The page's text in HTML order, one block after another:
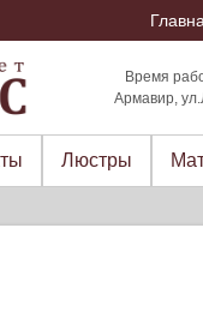
Время
Армавир,
Люстры